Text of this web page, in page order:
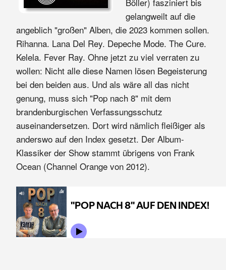
gelangweilt auf die
angeblich "großen" Alben, die 2023 kommen sollen.
Rihanna. Lana Del Rey. Depeche Mode. The Cure.
Kelela. Fever Ray. Ohne jetzt zu viel verraten zu
wollen: Nicht alle diese Namen lösen Begeisterung
bei den beiden aus. Und als wäre all das nicht
genung, muss sich "Pop nach 8" mit dem
brandenburgischen Verfassungsschutz
auseinandersetzen. Dort wird nämlich fleißiger als
anderswo auf den Index gesetzt. Der Album-
Klassiker der Show stammt übrigens von Frank
Ocean (Channel Orange von 2012).